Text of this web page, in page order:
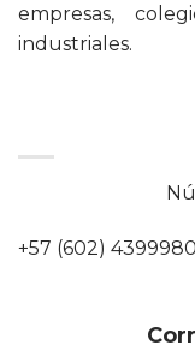
empresas,
industriales.
+57 (602)